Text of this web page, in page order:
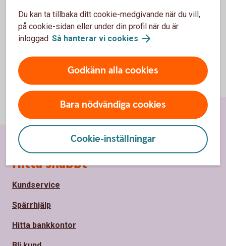
Du kan ta tillbaka ditt cookie-medgivande när du vill,
på cookie-sidan eller under din profil när du är
inloggad. Så hanterar vi cookies .
Godkänn alla cookies
Bara nödvändiga cookies
Cookie-inställningar
Sidfot
Hitta snabbt
Kundservice
Spärrhjälp
Hitta bankkontor